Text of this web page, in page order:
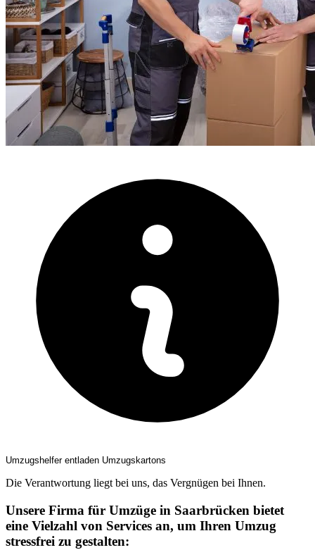
Umzugshelfer entladen Umzugskartons
Die Verantwortung liegt bei uns, das Vergnügen bei Ihnen.
Unsere Firma für Umzüge in Saarbrücken bietet
eine Vielzahl von Services an, um Ihren Umzug
stressfrei zu gestalten: